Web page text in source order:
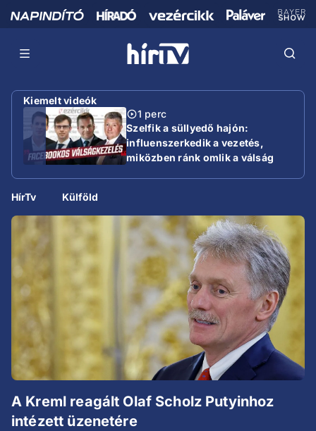
Kiemelt videók
1 perc
Szelfik a süllyedő hajón:
influenszerkedik a vezetés,
miközben ránk omlik a válság
HírTv Külföld
A Kreml reagált Olaf Scholz Putyinhoz
intézett üzenetére